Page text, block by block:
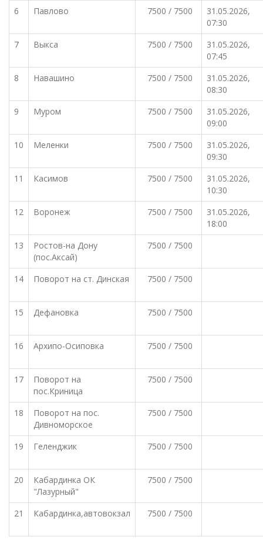
6
Павлово 7500 / 7500
31.05.2026,
07:30
7
Выкса 7500 / 7500
31.05.2026,
07:45
8
Навашино 7500 / 7500
31.05.2026,
08:30
9
Муром 7500 / 7500
31.05.2026,
09:00
10
Меленки 7500 / 7500
31.05.2026,
09:30
11
Касимов 7500 / 7500
31.05.2026,
10:30
12
Воронеж 7500 / 7500
31.05.2026,
18:00
13
Ростов-на Дону
(пос.Аксай)
7500 / 7500
14 Поворот на ст. Динская 7500 / 7500
15 Дефановка 7500 / 7500
16 Архипо-Осиповка 7500 / 7500
17
Поворот на
пос.Криница
7500 / 7500
18
Поворот на пос.
Дивноморское
7500 / 7500
19 Геленджик 7500 / 7500
20
Кабардинка ОК
"Лазурный"
7500 / 7500
21 Кабардинка,автовокзал 7500 / 7500